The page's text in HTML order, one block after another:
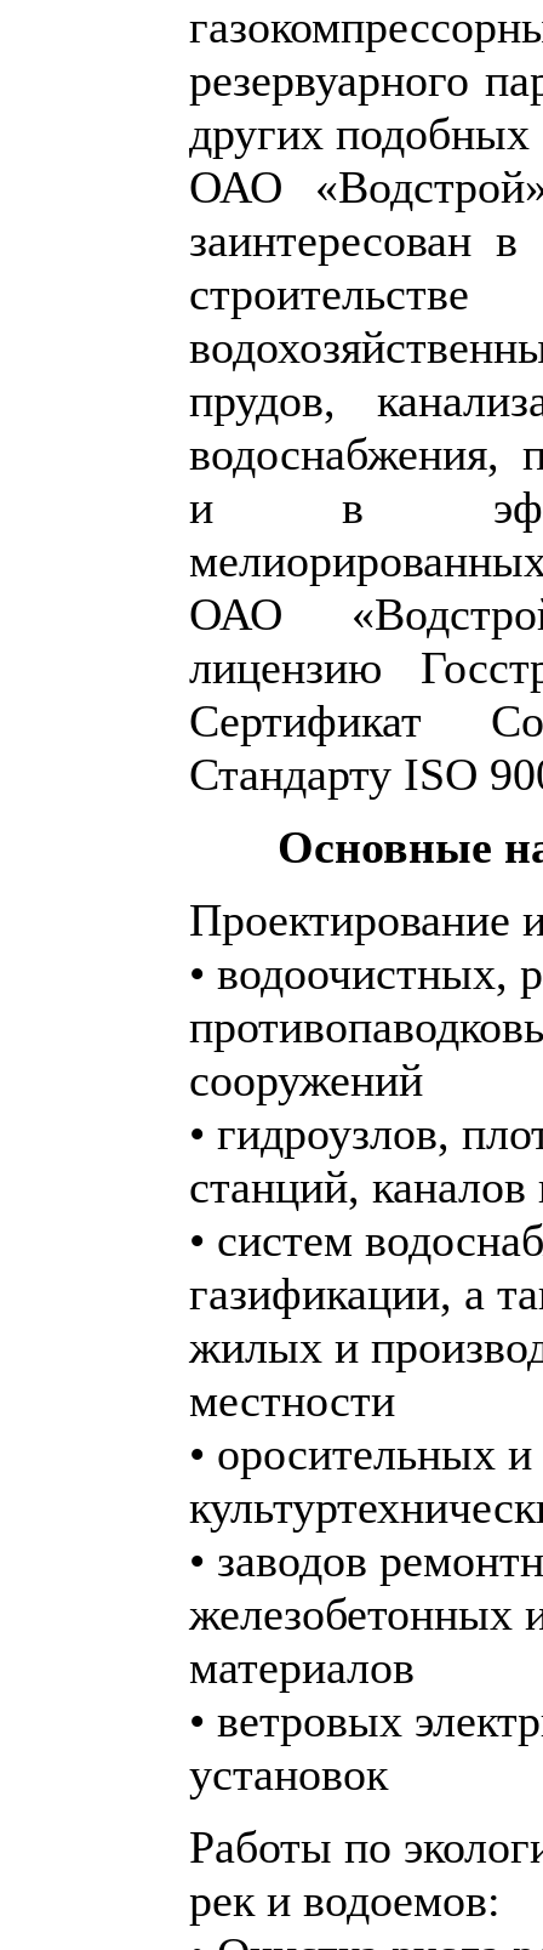
резервуарного
других подобных
ОАО
заинтересован
прудов,
водоснабжения,
и в
ОАО
лицензию
Сертификат
Стандарту ISO
Основные
Проектирование
• водоочистных,
сооружений
• гидроузлов,
станций,
• систем
газификации, а
жилых и
местности
• оросительных
• заводов
железобетонных
материалов
• ветровых
установок
Работы по
рек и водоемов: